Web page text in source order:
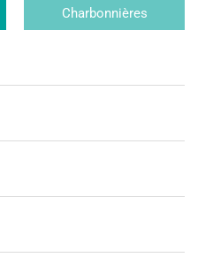
Charbonnières